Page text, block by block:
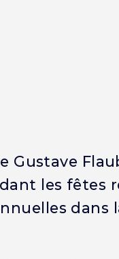
Gustave
les fêtes
dans